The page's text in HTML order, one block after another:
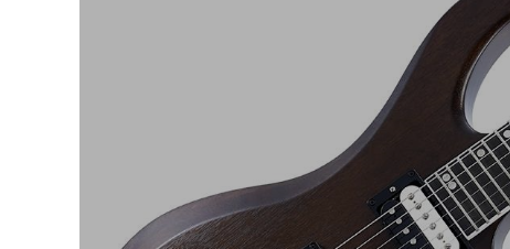
電子ピアノ
DTM
中古 ヴィンテージ